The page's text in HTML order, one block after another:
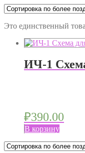
Это единственный
ИЧ-1
₽390.00
В корзину